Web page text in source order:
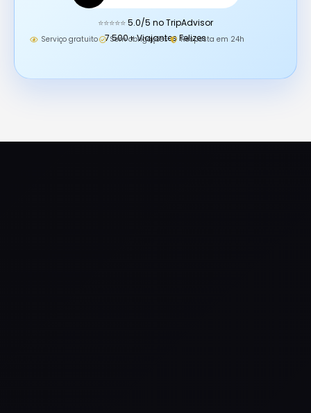
⭐⭐⭐⭐⭐5.0/5 no TripAdvisor
7.500+ Viajantes Felizes
Serviço gratuito Sem obrigações Resposta em 24h